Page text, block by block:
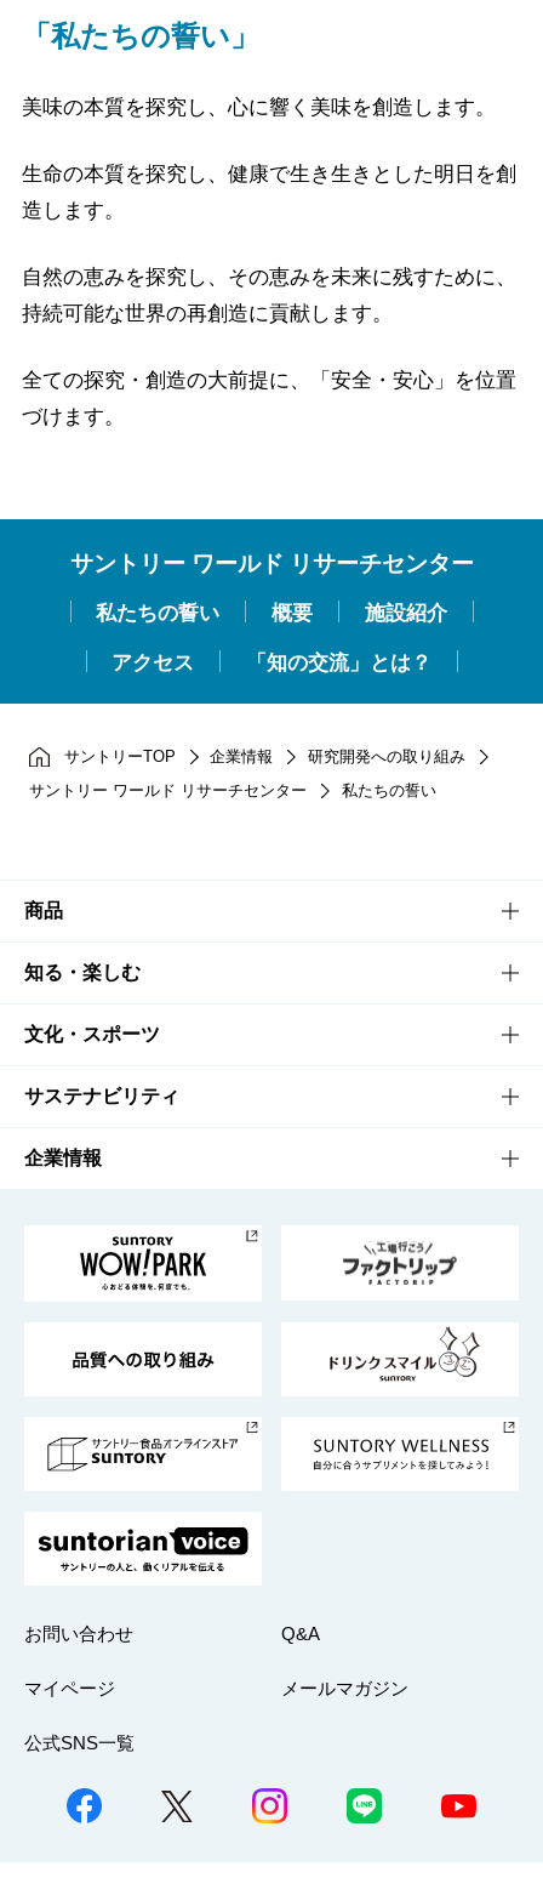
サントリーTOP 企業情報
研究開発への取り組み
サントリー ワールド リサーチセンター
私たちの誓い
「私たちの誓い」
美味の本質を探究し、心に響く美味を創造します。
生命の本質を探究し、健康で生き生きとした明日を創
造します。
自然の恵みを探究し、その恵みを未来に残すために、
持続可能な世界の再創造に貢献します。
全ての探究・創造の大前提に、「安全・安心」を位置
づけます。
サントリー ワールド リサーチセンター
私たちの誓い 概要
施設紹介
アクセス
「知の交流」とは？
商品
商品TOP
商品一覧
商品発売情報
栄養成分一覧
知る・楽しむ
知る・楽しむTOP
キャンペーン
工場見学
地域情報
文化・スポーツ
文化・スポーツTOP
サントリーホール
サントリーサンバーズ大阪
サステナビリティ
サステナビリティTOP
サントリーが考えるサステナビリティ経営
企業情報
企業概要
採用情報
お問い合わせ Q&A
マイページ メールマガジン
公式SNS一覧